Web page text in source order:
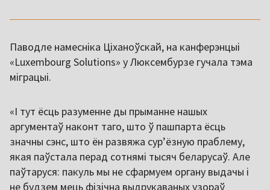
Паводле намесніка Ціханоўскай, на канферэнцыі
«Luxembourg Solutions» у Люксембурзе гучала тэма
міграцыі.
«І тут ёсць разуменне ды прыманне нашых
аргументаў наконт таго, што ў пашпарта ёсць
значны сэнс, што ён развяжа сур’ёзную праблему,
якая паўстала перад сотнямі тысяч беларусаў. Але
паўтаруся: пакуль мы не сфармуем органу выдачы і
не будзем мець фізічна выдрукаваных узораў